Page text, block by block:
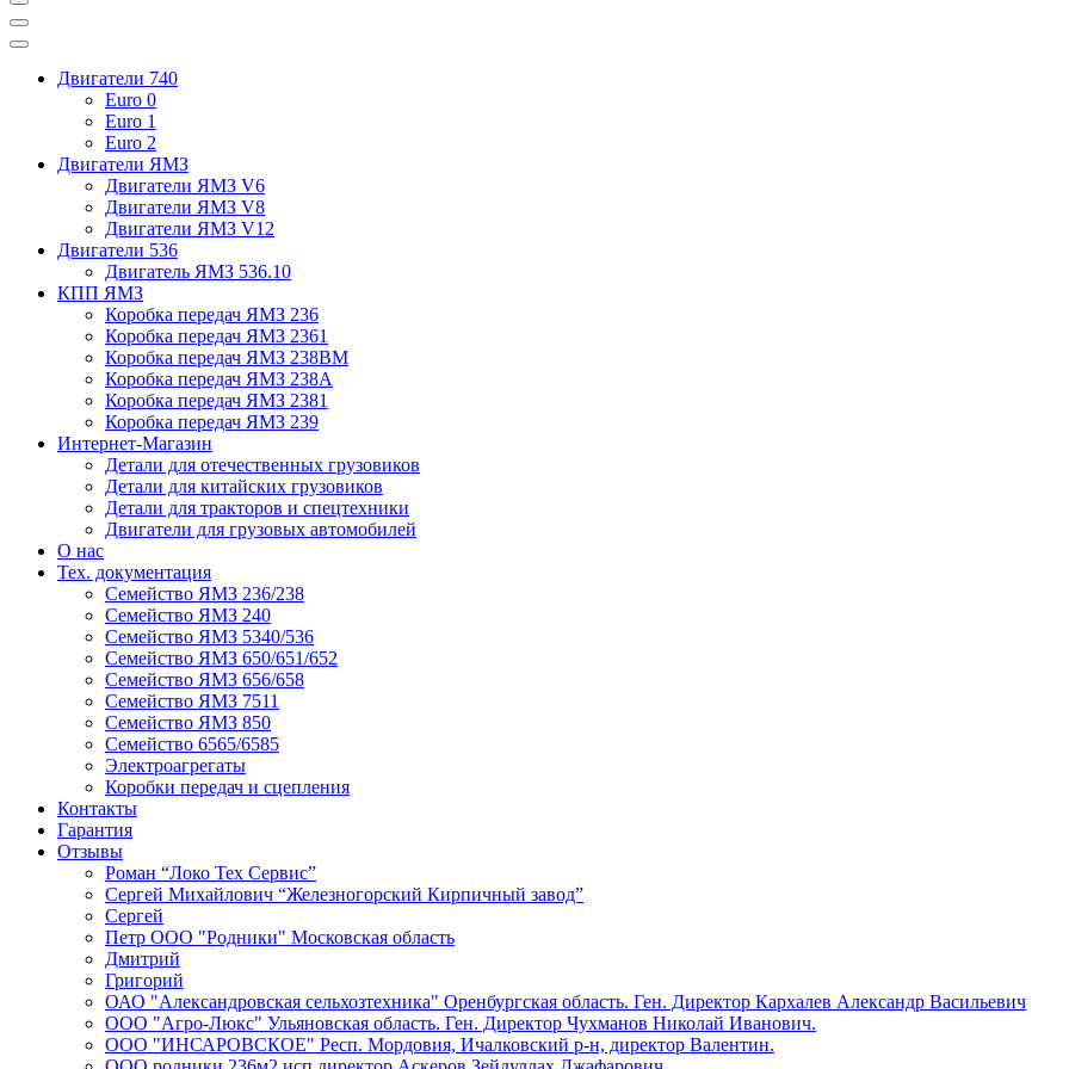
Двигатели 740
Euro 0
Euro 1
Euro 2
Двигатели ЯМЗ
Двигатели ЯМЗ V6
Двигатели ЯМЗ V8
Двигатели ЯМЗ V12
Двигатели 536
Двигатель ЯМЗ 536.10
КПП ЯМЗ
Коробка передач ЯМЗ 236
Коробка передач ЯМЗ 2361
Коробка передач ЯМЗ 238ВМ
Коробка передач ЯМЗ 238А
Коробка передач ЯМЗ 2381
Коробка передач ЯМЗ 239
Интернет-Магазин
Детали для отечественных грузовиков
Детали для китайских грузовиков
Детали для тракторов и спецтехники
Двигатели для грузовых автомобилей
О нас
Тех. документация
Семейство ЯМЗ 236/238
Семейство ЯМЗ 240
Семейство ЯМЗ 5340/536
Семейство ЯМЗ 650/651/652
Семейство ЯМЗ 656/658
Семейство ЯМЗ 7511
Семейство ЯМЗ 850
Семейство 6565/6585
Электроагрегаты
Коробки передач и сцепления
Контакты
Гарантия
Отзывы
Роман “Локо Тех Сервис”
Сергей Михайлович “Железногорский Кирпичный завод”
Сергей
Петр ООО "Родники" Московская область
Дмитрий
Григорий
ОАО "Александровская сельхозтехника" Оренбургская область. Ген. Директор Кархалев Александр Васильевич
ООО "Агро-Люкс" Ульяновская область. Ген. Директор Чухманов Николай Иванович.
ООО "ИНСАРОВСКОЕ" Респ. Мордовия, Ичалковский р-н, директор Валентин.